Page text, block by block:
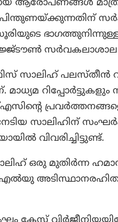
ആരോപണങ്ങൾ
സൂരിയുടെ
സർവകലാശാല
സാലിഹ്
മാധ്യമ
സാലിഹിന്
വിവരിച്ചിട്ടുണ്ട്.
ഒരു മുതിർന്ന
അടിസ്ഥാനരഹിതവും